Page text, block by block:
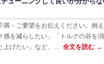
満・ご要望をお伝えください。例
感を減らしたい」「トルクの谷を消
上げたい」など、…
全文を読む →